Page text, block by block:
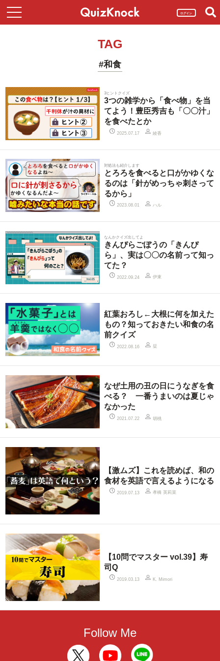
ログイン
TAG
#和食
3ヒントクイズ
3つの雑学から「食べ物」を当
てよう！豊臣秀吉も「〇〇汁」
を食べたとか
2025.07.17 綾香
対処法も紹介します
とろろを食べると口がかゆくな
るのは「針がめっちゃ刺さって
るから」
2023.08.01 ハル
なんかクイズ出してよ
きんぴらごぼうの「きんぴ
ら」、実は〇〇の名前って知っ
てた？
2022.09.24 伊東
紅葉おろし←大根に何を加えた
もの？知っておきたい和食の名
前クイズ
2022.08.16 栞
なぜ土用の丑の日にうなぎを食
べる？ 一番うまいのは夏じゃ
なかった
2021.07.22 胡桃
【激ムズ】これを読めば、和の
食材を英語で言えるようになる
2019.07.13 孝橋 英莉菜
【10問でマスター vol.39】寿
司Q
2019.03.13 K. Mimori
Follow Me